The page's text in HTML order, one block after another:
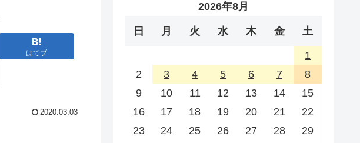
はてブ
2020.03.03
2026年8月
日 月 火 水 木 金 土
1
2
3 4 5 6 7
8
9
10 11 12 13 14
15
16
17 18 19 20 21
22
23
24 25 26 27 28
29